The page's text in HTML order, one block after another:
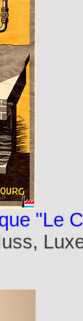
"Le